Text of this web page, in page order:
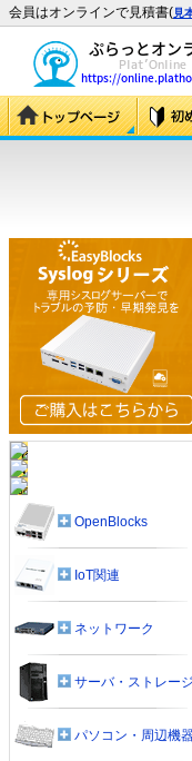
会員はオンラインで見積書(見
OpenBlocks
IoT関連
ネットワーク
サーバ・ストレージ
パソコン・周辺機